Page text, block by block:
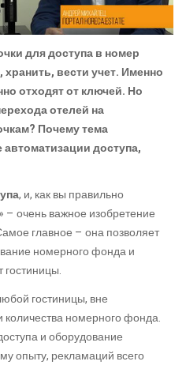
для доступа в номер
вести учет. Именно
отходят от ключей. Но
отелей на
Почему тема
доступа,
, и, как вы правильно
– очень важное изобретение
главное – она позволяет
номерного фонда и
гостиницы.
гостиницы, вне
количества номерного фонда.
и оборудование
опыту, рекламаций всего